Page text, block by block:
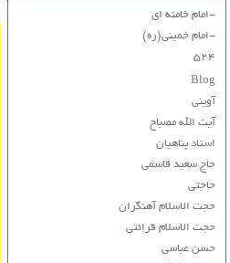
-امام خامنه ای
-امام خمینی(ره)
۵۲۴
Blog
آوینی
آیت الله مصباح
استاد پناهیان
حاج سعید قاسمی
حاجتی
حجت الاسلام آهنگران
حجت الاسلام قرائتی
حسن عباسی